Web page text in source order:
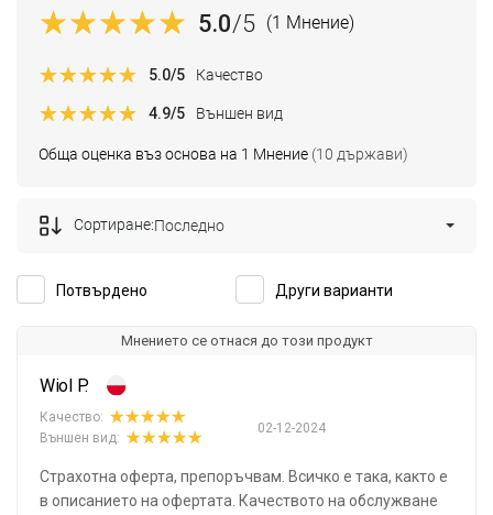
5.0/5 (1 Мнение)
Обща оценка въз основа на 1 Мнение (10 държави)
5.0/5 Качество
4.9/5 Външен вид
Потвърдено Други варианти
Сортиране:Последно
Мнението се отнася до този продукт
Wiol P.
02-12-2024
Качество:
Външен вид:
Страхотна оферта, препоръчвам. Всичко е така, както е
в описанието на офертата. Качеството на обслужване